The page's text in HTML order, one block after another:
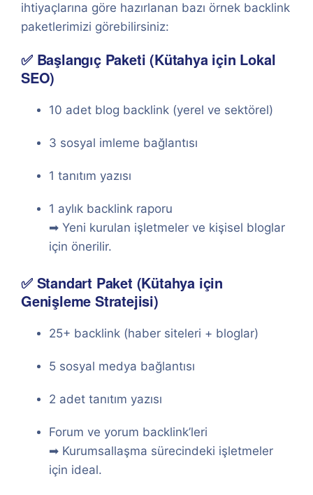
ihtiyaçlarına göre hazırlanan bazı örnek backlink
paketlerimizi görebilirsiniz:
✅ Başlangıç Paketi (Kütahya için Lokal
SEO)
10 adet blog backlink (yerel ve sektörel)
3 sosyal imleme bağlantısı
1 tanıtım yazısı
1 aylık backlink raporu
➡ Yeni kurulan işletmeler ve kişisel bloglar
için önerilir.
✅ Standart Paket (Kütahya için
Genişleme Stratejisi)
25+ backlink (haber siteleri + bloglar)
5 sosyal medya bağlantısı
2 adet tanıtım yazısı
Forum ve yorum backlink’leri
➡ Kurumsallaşma sürecindeki işletmeler
için ideal.